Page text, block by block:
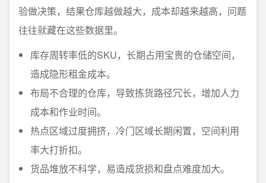
验做决策，结果仓库越做越大，成本却越来越高，问题
往往就藏在这些数据里。
库存周转率低的SKU，长期占用宝贵的仓储空间，
造成隐形租金成本。
布局不合理的仓库，导致拣货路径冗长，增加人力
成本和作业时间。
热点区域过度拥挤，冷门区域长期闲置，空间利用
率大打折扣。
货品堆放不科学，易造成货损和盘点难度加大。